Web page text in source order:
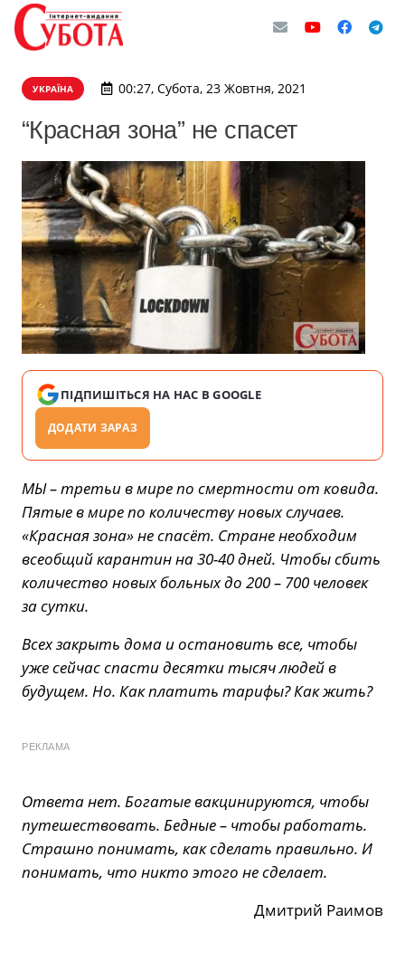
УКРАЇНА 00:27, Субота, 23 Жовтня, 2021
“Красная зона” не спасет
ПІДПИШІТЬСЯ НА НАС В GOOGLE
ДОДАТИ ЗАРАЗ
МЫ – третьи в мире по смертности от ковида.
Пятые в мире по количеству новых случаев.
«Красная зона» не спасёт. Стране необходим
всеобщий карантин на 30-40 дней. Чтобы сбить
количество новых больных до 200 – 700 человек
за сутки.
Всех закрыть дома и остановить все, чтобы
уже сейчас спасти десятки тысяч людей в
будущем. Но. Как платить тарифы? Как жить?
РЕКЛАМА
Ответа нет. Богатые вакцинируются, чтобы
путешествовать. Бедные – чтобы работать.
Страшно понимать, как сделать правильно. И
понимать, что никто этого не сделает.
Дмитрий Раимов